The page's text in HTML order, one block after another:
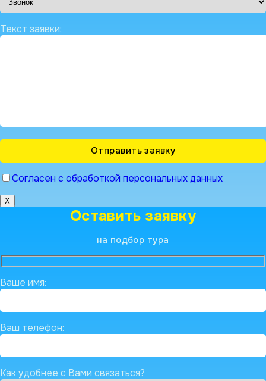
Текст заявки:
Согласен с обработкой персональных данных
X
Оставить заявку
на подбор тура
Ваше имя:
Ваш телефон:
Как удобнее с Вами связаться?